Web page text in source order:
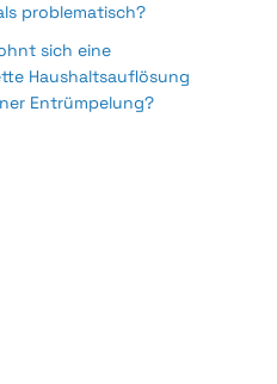
problematisch?
sich eine
Haushaltsauflösung
Entrümpelung?